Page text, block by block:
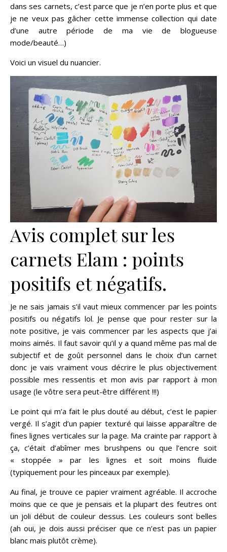
dans ses carnets, c’est parce que je n’en porte plus et que
je ne veux pas gâcher cette immense collection qui date
d’une autre période de ma vie de blogueuse
mode/beauté…)
Voici un visuel du nuancier.
Avis complet sur les
carnets Elam : points
positifs et négatifs.
Je ne sais jamais s’il vaut mieux commencer par les points
positifs ou négatifs lol. Je pense que pour rester sur la
note positive, je vais commencer par les aspects que j’ai
moins aimés. Il faut savoir qu’il y a quand même pas mal de
subjectif et de goût personnel dans le choix d’un carnet
donc je vais vraiment vous décrire le plus objectivement
possible mes ressentis et mon avis par rapport à mon
usage (le vôtre sera peut-être différent !!!)
Le point qui m’a fait le plus douté au début, c’est le papier
vergé. Il s’agit d’un papier texturé qui laisse apparaître de
fines lignes verticales sur la page. Ma crainte par rapport à
ça, c’était d’abîmer mes brushpens ou que l’encre soit
« stoppée » par les lignes et soit moins fluide
(typiquement pour les pinceaux par exemple).
Au final, je trouve ce papier vraiment agréable. Il accroche
moins que ce que je pensais et la plupart des feutres ont
un joli début de couleur dessus. Les couleurs sont belles
(ah oui, je dois aussi préciser que ce n’est pas un papier
blanc mais plutôt crème).